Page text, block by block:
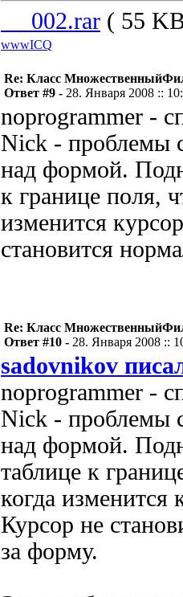
__002.rar ( 55
wwwICQ
Re: Класс
Ответ #9 - 28. Января 2008 ::
noprogrammer -
Nick - проблемы
над формой.
к границе поля,
изменится
становится
Re: Класс
Ответ #10 - 28. Января 2008 ::
sadovnikov
noprogrammer -
Nick - проблемы
над формой.
таблице к
когда
Курсор не
за форму.